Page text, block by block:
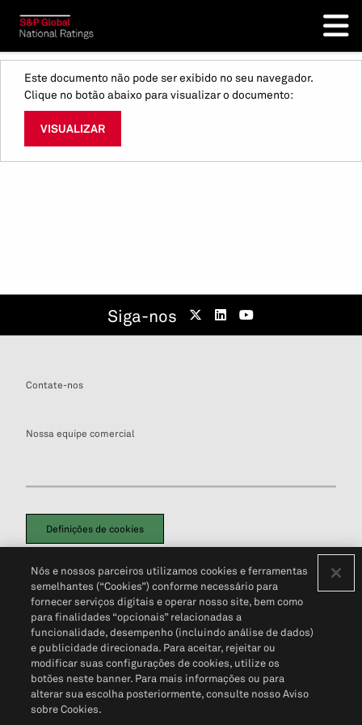
Este documento não pode ser exibido no seu navegador.
Clique no botão abaixo para visualizar o documento:
VISUALIZAR
Siga-nos
Contate-nos
Nossa equipe comercial
Definições de cookies
Política de PrivacidadePortal de privacidade do cliente (em inglês)
Não Venda Minhas Informações Pessoais© 2026 S&P Global
Nós e nossos parceiros utilizamos cookies e ferramentas
semelhantes (“Cookies”) conforme necessário para
fornecer serviços digitais e operar nosso site, bem como
para finalidades “opcionais” relacionadas a
funcionalidade, desempenho (incluindo análise de dados)
e publicidade direcionada. Para aceitar, rejeitar ou
modificar suas configurações de cookies, utilize os
botões neste banner. Para mais informações ou para
alterar sua escolha posteriormente, consulte nosso Aviso
sobre Cookies.